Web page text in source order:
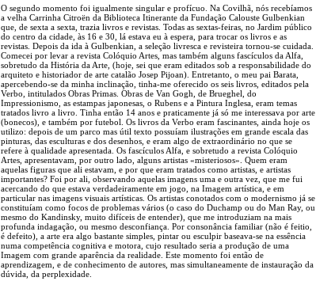
O segundo momento foi igualmente singular e profícuo. Na Covilhã, nós recebíamos
a velha Carrinha Citroën da Biblioteca Itinerante da Fundação Calouste Gulbenkian
que, de sexta a sexta, trazia livros e revistas. Todas as sextas-feiras, no Jardim público
do centro da cidade, às 16 e 30, lá estava eu à espera, para trocar os livros e as
revistas. Depois da ida à Gulbenkian, a seleção livresca e revisteira tornou-se cuidada.
Comecei por levar a revista Colóquio Artes, mas também alguns fascículos da Alfa,
sobretudo da História da Arte, (hoje, sei que eram editados sob a responsabilidade do
arquiteto e historiador de arte catalão Josep Pijoan). Entretanto, o meu pai Barata,
apercebendo-se da minha inclinação, tinha-me oferecido os seis livros, editados pela
Verbo, intitulados Obras Primas. Obras de Van Gogh, de Brueghel, do
Impressionismo, as estampas japonesas, o Rubens e a Pintura Inglesa, eram temas
tratados livro a livro. Tinha então 14 anos e praticamente já só me interessava por arte
(bonecos), e também por futebol. Os livros da Verbo eram fascinantes, ainda hoje os
utilizo: depois de um parco mas útil texto possuíam ilustrações em grande escala das
pinturas, das esculturas e dos desenhos, e eram algo de extraordinário no que se
refere à qualidade apresentada. Os fascículos Alfa, e sobretudo a revista Colóquio
Artes, apresentavam, por outro lado, alguns artistas «misteriosos». Quem eram
aquelas figuras que ali estavam, e por que eram tratados como artistas, e artistas
importantes? Foi por ali, observando aquelas imagens uma e outra vez, que me fui
acercando do que estava verdadeiramente em jogo, na Imagem artística, e em
particular nas imagens visuais artísticas. Os artistas conotados com o modernismo já se
constituíam como focos de problemas vários (o caso do Duchamp ou do Man Ray, ou
mesmo do Kandinsky, muito difíceis de entender), que me introduziam na mais
profunda indagação, ou mesmo desconfiança. Por consonância familiar (não é feitio,
é defeito), a arte era algo bastante simples, pintar ou esculpir baseava-se na essência
numa competência cognitiva e motora, cujo resultado seria a produção de uma
Imagem com grande aparência da realidade. Este momento foi então de
aprendizagem, e de conhecimento de autores, mas simultaneamente de instauração da
dúvida, da perplexidade.